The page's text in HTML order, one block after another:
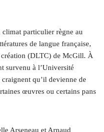
climat particulier règne au
de langue française,
(DLTC) de McGill. À
survenu à l’Université
craignent qu’il devienne de
œuvres ou certains pans
Arseneau et Arnaud